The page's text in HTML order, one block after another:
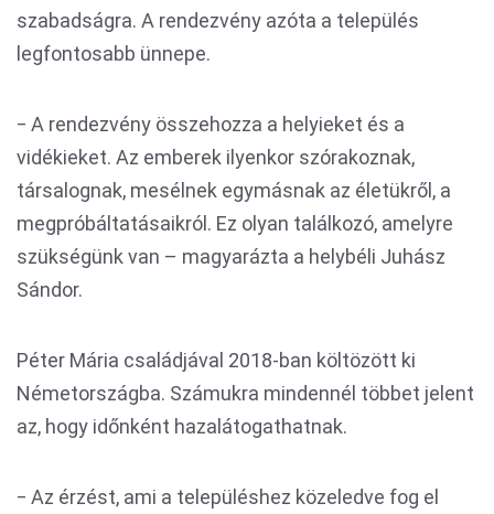
szabadságra. A rendezvény azóta a település
legfontosabb ünnepe.
‒ A rendezvény összehozza a helyieket és a
vidékieket. Az emberek ilyenkor szórakoznak,
társalognak, mesélnek egymásnak az életükről, a
megpróbáltatásaikról. Ez olyan találkozó, amelyre
szükségünk van – magyarázta a helybéli Juhász
Sándor.
Péter Mária családjával 2018-ban költözött ki
Németországba. Számukra mindennél többet jelent
az, hogy időnként hazalátogathatnak.
‒ Az érzést, ami a településhez közeledve fog el